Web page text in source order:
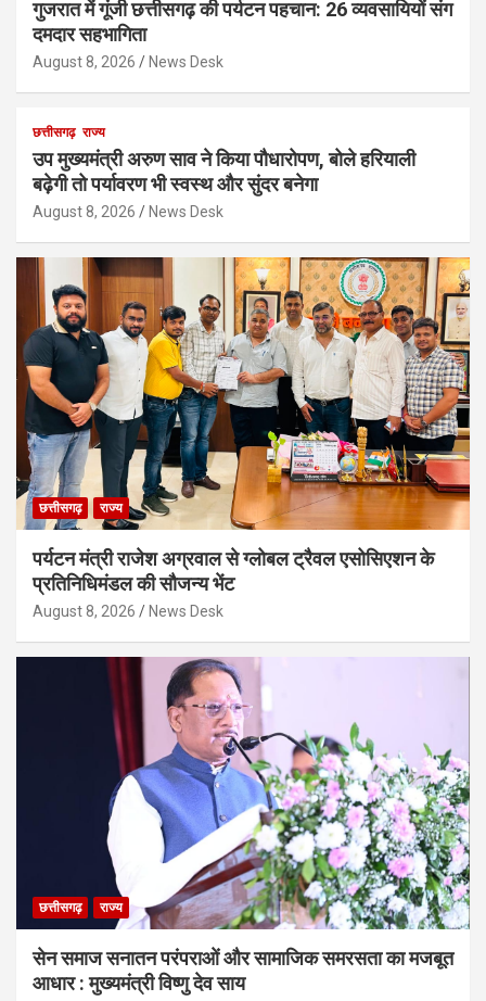
गुजरात में गूंजी छत्तीसगढ़ की पर्यटन पहचान: 26 व्यवसायियों संग
दमदार सहभागिता
August 8, 2026 News Desk
छत्तीसगढ़ राज्य
उप मुख्यमंत्री अरुण साव ने किया पौधारोपण, बोले हरियाली
बढ़ेगी तो पर्यावरण भी स्वस्थ और सुंदर बनेगा
August 8, 2026 News Desk
छत्तीसगढ़ राज्य
पर्यटन मंत्री राजेश अग्रवाल से ग्लोबल ट्रैवल एसोसिएशन के
प्रतिनिधिमंडल की सौजन्य भेंट
August 8, 2026 News Desk
छत्तीसगढ़ राज्य
सेन समाज सनातन परंपराओं और सामाजिक समरसता का मजबूत
आधार : मुख्यमंत्री विष्णु देव साय